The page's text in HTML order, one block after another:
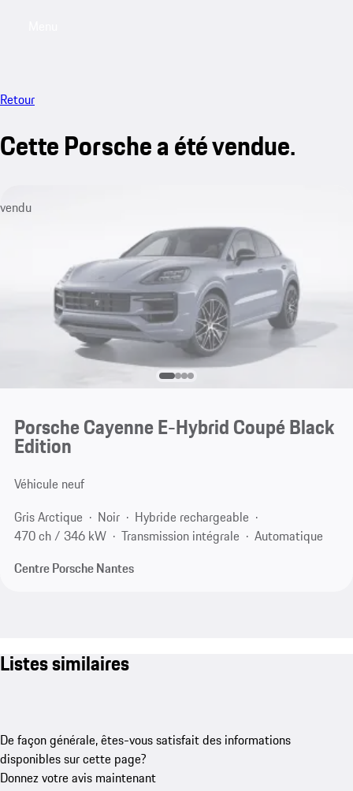
Retour
Cette Porsche a été vendue.
vendu
Porsche Cayenne E-Hybrid Coupé Black
Edition
Véhicule neuf
Gris Arctique
Noir
Hybride rechargeable
470 ch / 346 kW
Transmission intégrale
Automatique
Centre Porsche Nantes
Listes similaires
De façon générale, êtes-vous satisfait des informations
disponibles sur cette page?
Donnez votre avis maintenant